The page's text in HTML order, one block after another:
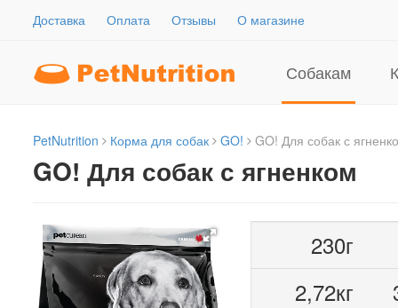
Доставка Оплата Отзывы О магазине
Собакам
PetNutrition Корма для собак GO! GO! Для собак с
GO! Для собак с ягненком
230г
2,72кг